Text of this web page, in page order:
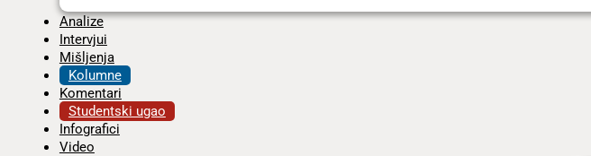
Analize
Intervjui
Mišljenja
Kolumne
Komentari
Studentski ugao
Infografici
Video